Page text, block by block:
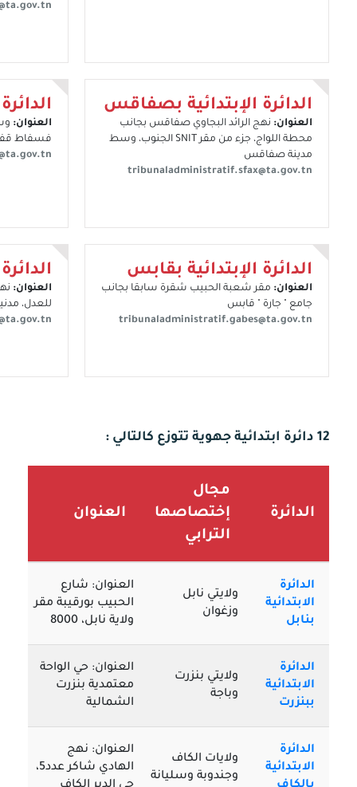
الدائرة الإبتدائية بصفاقس
العنوان: نهج الرائد البجاوي صفاقس بجانب
محطة اللواج، جزء من مقر SNIT الجنوب، وسط
مدينة صفاقس
tribunaladministratif.sfax@ta.gov.tn
العنوان:
فسفاط
الدائرة الإبتدائية بقابس
العنوان: مقر شعبة الحبيب شقرة سابقا بجانب
جامع " جارة " قابس
tribunaladministratif.gabes@ta.gov.tn
العنوان:
للعدل،
12 دائرة ابتدائية جهوية تتوزع كالتالي :
الدائرة
مجال
إختصاصها
الترابي
العنوان
الدائرة
الابتدائية
بنابل
ولايتي نابل
وزغوان
العنوان: شارع
الحبيب بورقيبة مقر
ولاية نابل، 8000
الدائرة
الابتدائية
ببنزرت
ولايتي بنزرت
وباجة
العنوان: حي الواحة
معتمدية بنزرت
الشمالية
الدائرة
الابتدائية
ولايات الكاف
وجندوبة وسليانة
العنوان: نهج
الهادي شاكر عدد5،